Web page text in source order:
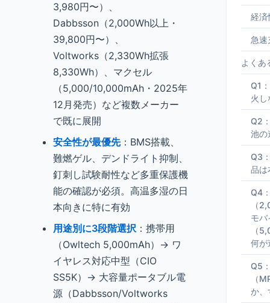
3,980円〜）、
Dabbsson（2,000Wh以上・
39,800円〜）、
Voltworks（2,330Wh拡張
8,330Wh）、マクセル
（5,000/10,000mAh・2025年
12月発売）など複数メーカー
で既に展開
安全性が最優先：BMS搭載、
難燃ゲル、デンドライト抑制、
釘刺し試験耐性など多重保護機
能の確認が必須。高温多湿の日
本向きに特に有効
用途別に3段階選択 ：携帯用
（Owltech 5,000mAh）→ ワ
イヤレス対応中型（CIO
SS5K）→ 大容量ポータブル電
源（Dabbsson/Voltworks
経済
急速
よくあ
Q1
火し
Q2
池の
Q3
品は
Q4
（
モバ
（
何が
Q5
（
か、